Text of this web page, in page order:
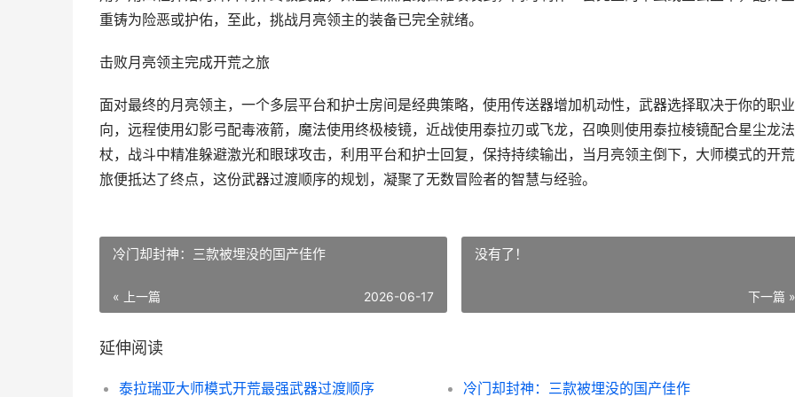
重铸为险恶或护佑，至此，挑战月亮领主的装备已完全就绪。
击败月亮领主完成开荒之旅
面对最终的月亮领主，一个多层平台和护士房间是经典策略，使用传送器增加机动性，武器选择取决于你的职
向，远程使用幻影弓配毒液箭，魔法使用终极棱镜，近战使用泰拉刃或飞龙，召唤则使用泰拉棱镜配合星尘龙法
杖，战斗中精准躲避激光和眼球攻击，利用平台和护士回复，保持持续输出，当月亮领主倒下，大师模式的开
旅便抵达了终点，这份武器过渡顺序的规划，凝聚了无数冒险者的智慧与经验。
冷门却封神：三款被埋没的国产佳作
« 上一篇 2026-06-17
没有了！
下一篇 »
延伸阅读
泰拉瑞亚大师模式开荒最强武器过渡顺序 冷门却封神：三款被埋没的国产佳作